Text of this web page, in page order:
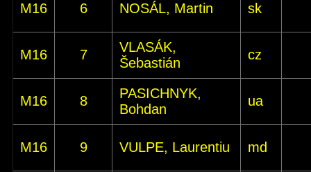
M16 6 NOSÁL, Martin sk
M16 7
VLASÁK,
Šebastián
cz
M16 8
PASICHNYK,
Bohdan
ua
M16 9 VULPE, Laurentiu md